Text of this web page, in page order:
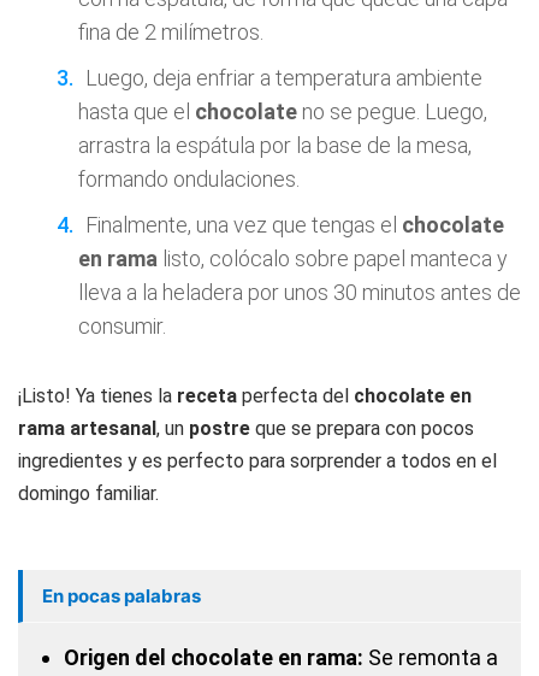
fina de 2 milímetros.
Luego, deja enfriar a temperatura ambiente
hasta que el chocolate no se pegue. Luego,
arrastra la espátula por la base de la mesa,
formando ondulaciones.
Finalmente, una vez que tengas el chocolate
en rama listo, colócalo sobre papel manteca y
lleva a la heladera por unos 30 minutos antes de
consumir.
¡Listo! Ya tienes la receta perfecta del chocolate en
rama artesanal, un postre que se prepara con pocos
ingredientes y es perfecto para sorprender a todos en el
domingo familiar.
En pocas palabras
Origen del chocolate en rama: Se remonta a